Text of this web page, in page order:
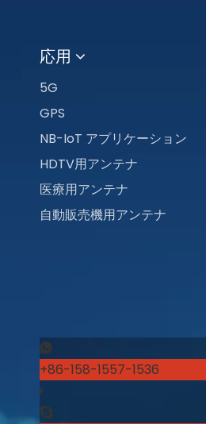
応用
5G
GPS
NB-IoT アプリケーション
HDTV用アンテナ
医療用アンテナ
自動販売機用アンテナ
+86-158-1557-1536